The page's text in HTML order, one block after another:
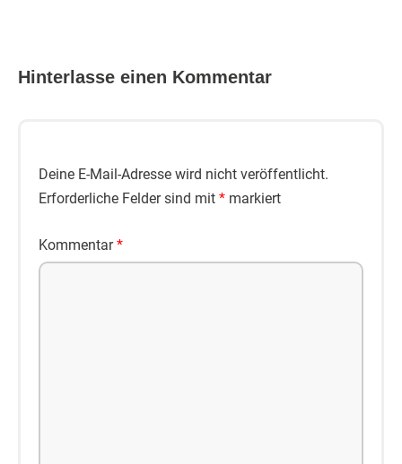
Hinterlasse einen Kommentar
Deine E-Mail-Adresse wird nicht veröffentlicht.
Erforderliche Felder sind mit * markiert
Kommentar*